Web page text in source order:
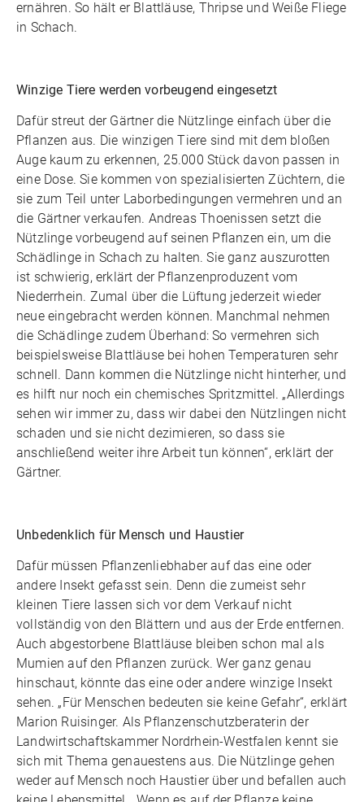
ernähren. So hält er Blattläuse, Thripse und Weiße Fliege
in Schach.
Winzige Tiere werden vorbeugend eingesetzt
Dafür streut der Gärtner die Nützlinge einfach über die
Pflanzen aus. Die winzigen Tiere sind mit dem bloßen
Auge kaum zu erkennen, 25.000 Stück davon passen in
eine Dose. Sie kommen von spezialisierten Züchtern, die
sie zum Teil unter Laborbedingungen vermehren und an
die Gärtner verkaufen. Andreas Thoenissen setzt die
Nützlinge vorbeugend auf seinen Pflanzen ein, um die
Schädlinge in Schach zu halten. Sie ganz auszurotten
ist schwierig, erklärt der Pflanzenproduzent vom
Niederrhein. Zumal über die Lüftung jederzeit wieder
neue eingebracht werden können. Manchmal nehmen
die Schädlinge zudem Überhand: So vermehren sich
beispielsweise Blattläuse bei hohen Temperaturen sehr
schnell. Dann kommen die Nützlinge nicht hinterher, und
es hilft nur noch ein chemisches Spritzmittel. „Allerdings
sehen wir immer zu, dass wir dabei den Nützlingen nicht
schaden und sie nicht dezimieren, so dass sie
anschließend weiter ihre Arbeit tun können“, erklärt der
Gärtner.
Unbedenklich für Mensch und Haustier
Dafür müssen Pflanzenliebhaber auf das eine oder
andere Insekt gefasst sein. Denn die zumeist sehr
kleinen Tiere lassen sich vor dem Verkauf nicht
vollständig von den Blättern und aus der Erde entfernen.
Auch abgestorbene Blattläuse bleiben schon mal als
Mumien auf den Pflanzen zurück. Wer ganz genau
hinschaut, könnte das eine oder andere winzige Insekt
sehen. „Für Menschen bedeuten sie keine Gefahr“, erklärt
Marion Ruisinger. Als Pflanzenschutzberaterin der
Landwirtschaftskammer Nordrhein-Westfalen kennt sie
sich mit Thema genauestens aus. Die Nützlinge gehen
weder auf Mensch noch Haustier über und befallen auch